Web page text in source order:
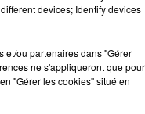
LES
ÉLECTRO :
FESTIVAL
devices; Identify devices
et/ou partenaires dans "Gérer
ne s'appliqueront que pour
"Gérer les cookies" situé en